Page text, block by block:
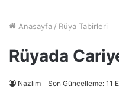
Anasayfa / Rüya Tabirleri
Rüyada
Nazlim Son Güncelleme: 11